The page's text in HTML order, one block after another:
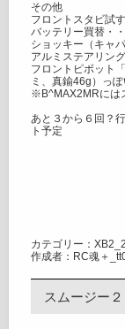
その他
フロントスタビ試
バッテリー買替・
ショッキー（キャ
アルミステアリン
フロントピボット
ミ、真鍮46g）っ
※B^MAX2MRには
あと３から６回？
ト予定
カテゴリー：
作成者：RC魂＋
スムージー